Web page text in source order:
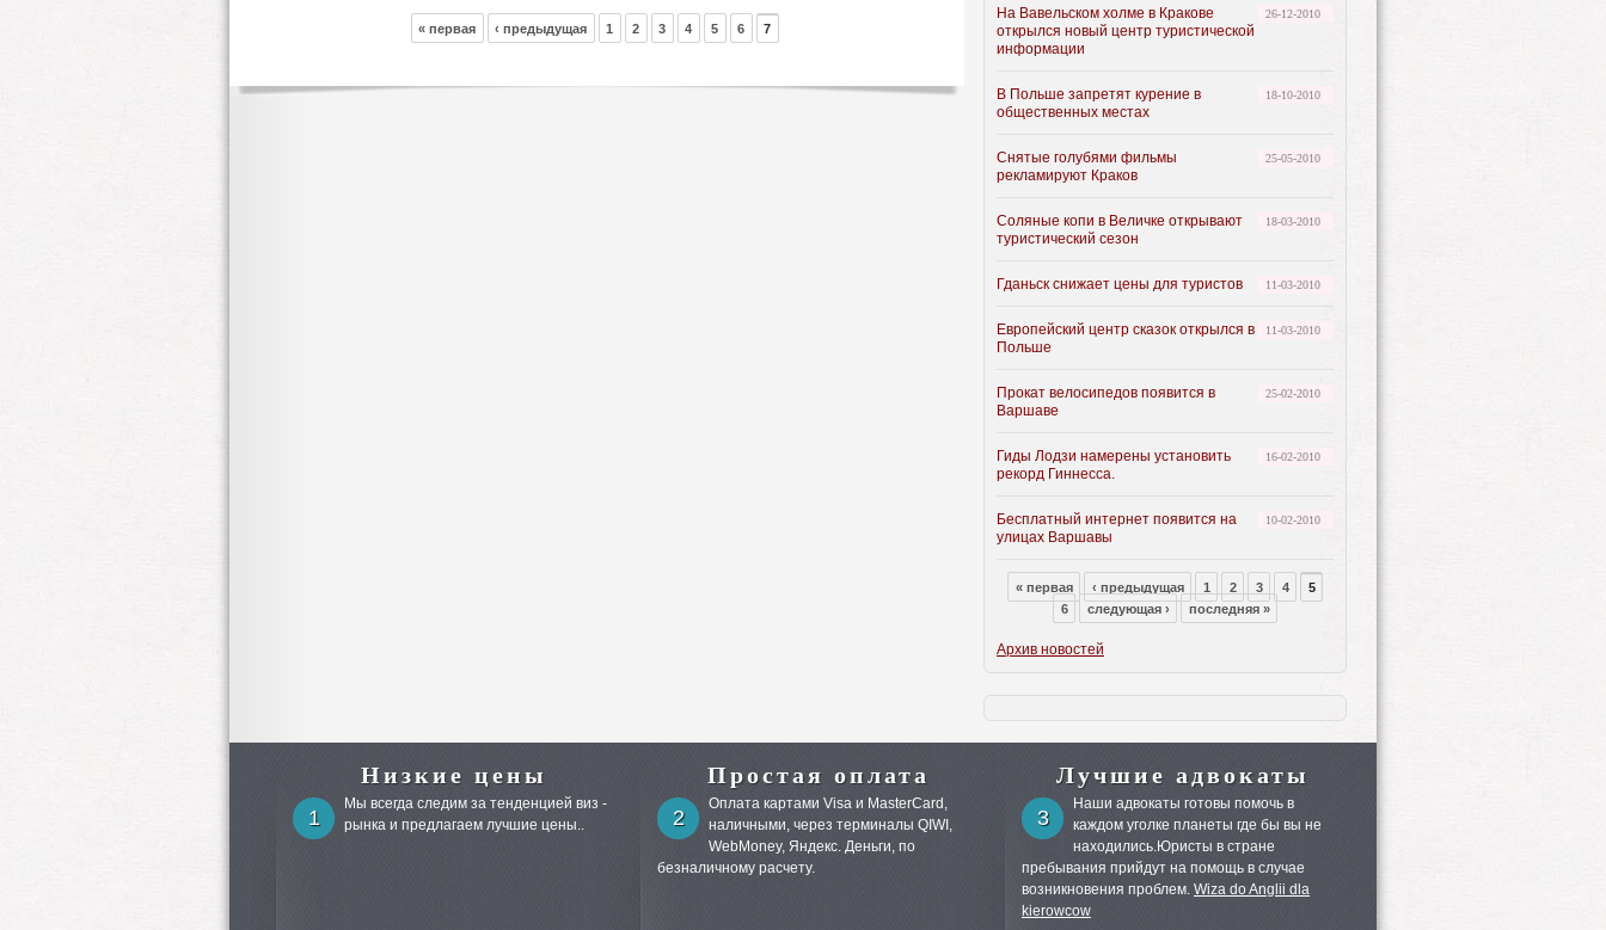
« первая ‹ предыдущая 1 2 3 4 5 6 7
26-12-2010
На Вавельском холме в Кракове
открылся новый центр туристической
информации
18-10-2010
В Польше запретят курение в
общественных местах
25-05-2010
Снятые голубями фильмы
рекламируют Краков
18-03-2010
Соляные копи в Величке открывают
туристический сезон
11-03-2010
Гданьск снижает цены для туристов
11-03-2010
Европейский центр сказок открылся в
Польше
25-02-2010
Прокат велосипедов появится в
Варшаве
16-02-2010
Гиды Лодзи намерены установить
рекорд Гиннесса.
10-02-2010
Бесплатный интернет появится на
улицах Варшавы
« первая ‹ предыдущая 1 2 3 4
5
6
следующая › последняя »
Архив новостей
Низкие цены
1
Мы всегда следим за тенденцией виз -
рынка и предлагаем лучшие цены..
Простая оплата
2
Оплата картами Visa и MasterCard,
наличными, через терминалы QIWI,
WebMoney, Яндекс. Деньги, по
безналичному расчету.
Лучшие адвокаты
3
Наши адвокаты готовы помочь в
каждом уголке планеты где бы вы не
находились.Юристы в стране
пребывания прийдут на помощь в случае
возникновения проблем. Wiza do Anglii dla
kierowcow